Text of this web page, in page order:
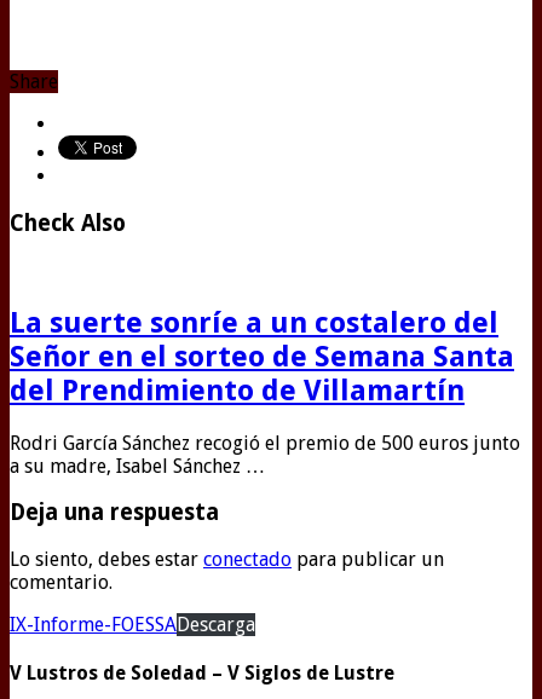
Share
Check Also
La suerte sonríe a un costalero del
Señor en el sorteo de Semana Santa
del Prendimiento de Villamartín
Rodri García Sánchez recogió el premio de 500 euros junto
a su madre, Isabel Sánchez …
Deja una respuesta
Lo siento, debes estar conectado para publicar un
comentario.
IX-Informe-FOESSADescarga
V Lustros de Soledad – V Siglos de Lustre